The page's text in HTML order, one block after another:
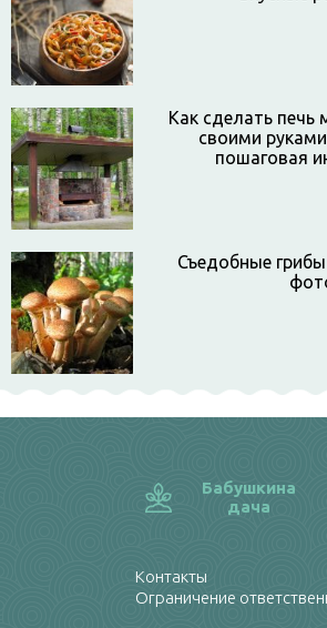
Как сделать печь
своими
пошаговая
Съедобные
Бабушкина
дача
Контакты
Ограничение